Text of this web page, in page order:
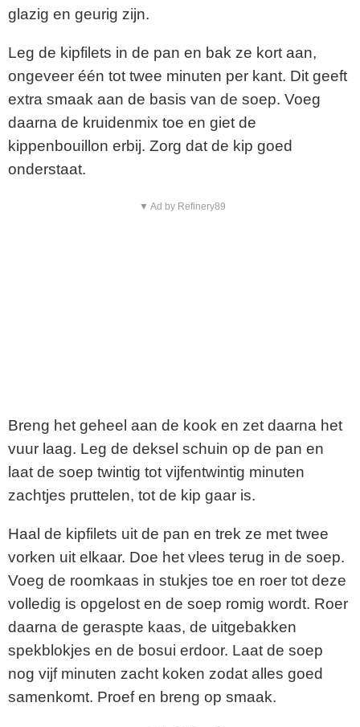
glazig en geurig zijn.
Leg de kipfilets in de pan en bak ze kort aan,
ongeveer één tot twee minuten per kant. Dit geeft
extra smaak aan de basis van de soep. Voeg
daarna de kruidenmix toe en giet de
kippenbouillon erbij. Zorg dat de kip goed
onderstaat.
▼ Ad by Refinery89
Breng het geheel aan de kook en zet daarna het
vuur laag. Leg de deksel schuin op de pan en
laat de soep twintig tot vijfentwintig minuten
zachtjes pruttelen, tot de kip gaar is.
Haal de kipfilets uit de pan en trek ze met twee
vorken uit elkaar. Doe het vlees terug in de soep.
Voeg de roomkaas in stukjes toe en roer tot deze
volledig is opgelost en de soep romig wordt. Roer
daarna de geraspte kaas, de uitgebakken
spekblokjes en de bosui erdoor. Laat de soep
nog vijf minuten zacht koken zodat alles goed
samenkomt. Proef en breng op smaak.